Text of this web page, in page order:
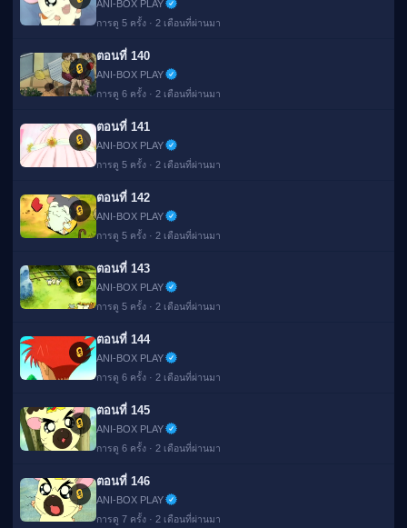
ANI-BOX PLAY
การดู 5 ครั้ง · 2 เดือนที่ผ่านมา
🔒
ตอนที่ 140
ANI-BOX PLAY
การดู 6 ครั้ง · 2 เดือนที่ผ่านมา
🔒
ตอนที่ 141
ANI-BOX PLAY
การดู 5 ครั้ง · 2 เดือนที่ผ่านมา
🔒
ตอนที่ 142
ANI-BOX PLAY
การดู 5 ครั้ง · 2 เดือนที่ผ่านมา
🔒
ตอนที่ 143
ANI-BOX PLAY
การดู 5 ครั้ง · 2 เดือนที่ผ่านมา
🔒
ตอนที่ 144
ANI-BOX PLAY
การดู 6 ครั้ง · 2 เดือนที่ผ่านมา
🔒
ตอนที่ 145
ANI-BOX PLAY
การดู 6 ครั้ง · 2 เดือนที่ผ่านมา
🔒
ตอนที่ 146
ANI-BOX PLAY
การดู 7 ครั้ง · 2 เดือนที่ผ่านมา